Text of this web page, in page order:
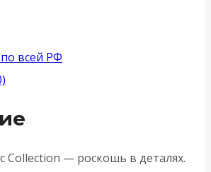
всей РФ
Collection — роскошь в деталях.